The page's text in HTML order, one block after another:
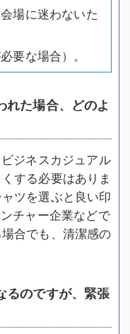
場に迷わないた
要な場合）。
た場合、どのよ
ジネスカジュアル
する必要はありま
ツを選ぶと良い印
チャー企業などで
合でも、清潔感の
るのですが、緊張